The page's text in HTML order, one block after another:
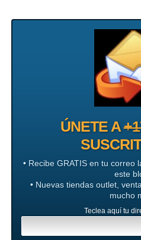
ÚNETE A
• Recibe GRATIS en tu correo
este
• Nuevas tiendas outlet,
mucho
Teclea aquí tu